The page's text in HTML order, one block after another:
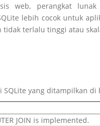
web, perangkat
lebih cocok untuk
terlalu tinggi atau
yang ditampilkan di
JOIN is implemented.